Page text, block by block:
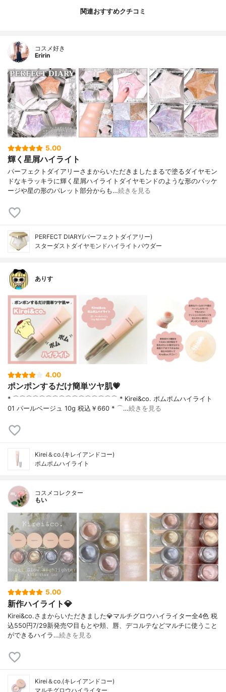
関連おすすめクチコミ
コスメ好き
Eririn
5.00
輝く星屑ハイライト
パーフェクトダイアリーさまからいただきましたまるで塗るダイヤモン
ドなキラッキラに輝く星屑ハイライトダイヤモンドのような形のパッケ
ージや星の形のパレット部分からも…続きを見る
PERFECT DIARY(パーフェクトダイアリー)
スターダストダイヤモンドハイライトパウダー
ありす
4.00
ポンポンするだけ簡単ツヤ肌💗
* ⌒⌒⌒⌒⌒⌒⌒⌒⌒⌒⌒⌒⌒⌒⌒⌒ * Kirei&co. ポムポムハイライト
01 パールベージュ 10g 税込￥660 * ⌒…続きを見る
Kirei＆co.(キレイアンドコー)
ポムポムハイライト
コスメコレクター
もい
5.00
新作ハイライト💎
Kirei&co.さまからいただきました💎マルチグロウハイライター全4色 税
込550円7/29新発売♡目もとや頬、唇、デコルテなどマルチに使うこと
ができるハイラ…続きを見る
Kirei＆co.(キレイアンドコー)
マルチグロウハイライター